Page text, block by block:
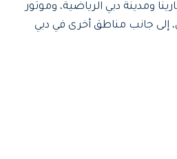
ومدينة دبي الرياضية، وموتور
إلى جانب مناطق أخرى في دبي